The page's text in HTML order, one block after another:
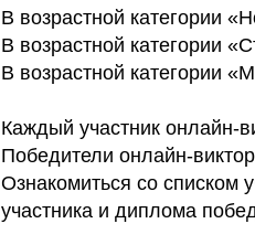
В возрастной категории
В возрастной категории
В возрастной категории
Каждый участник онлайн-
Победители онлайн-
Ознакомиться со списком
участника и диплома